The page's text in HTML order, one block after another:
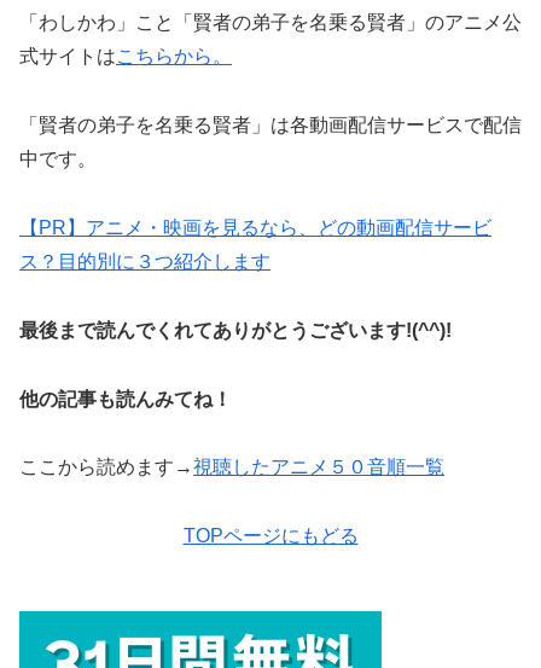
「わしかわ」こと「賢者の弟子を名乗る賢者」のアニメ公
式サイトはこちらから。
「賢者の弟子を名乗る賢者」は各動画配信サービスで配信
中です。
【PR】アニメ・映画を見るなら、どの動画配信サービ
ス？目的別に３つ紹介します
最後まで読んでくれてありがとうございます!(^^)!
他の記事も読んみてね！
ここから読めます→視聴したアニメ５０音順一覧
TOPページにもどる